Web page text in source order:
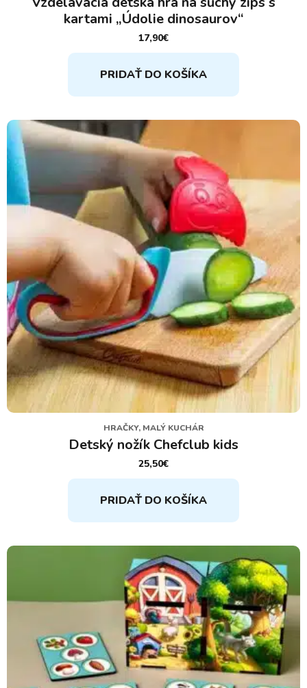
kartami „Údolie dinosaurov“
17,90€
PRIDAŤ DO KOŠÍKA
HRAČKY, MALÝ KUCHÁR
Detský nožík Chefclub kids
25,50€
PRIDAŤ DO KOŠÍKA